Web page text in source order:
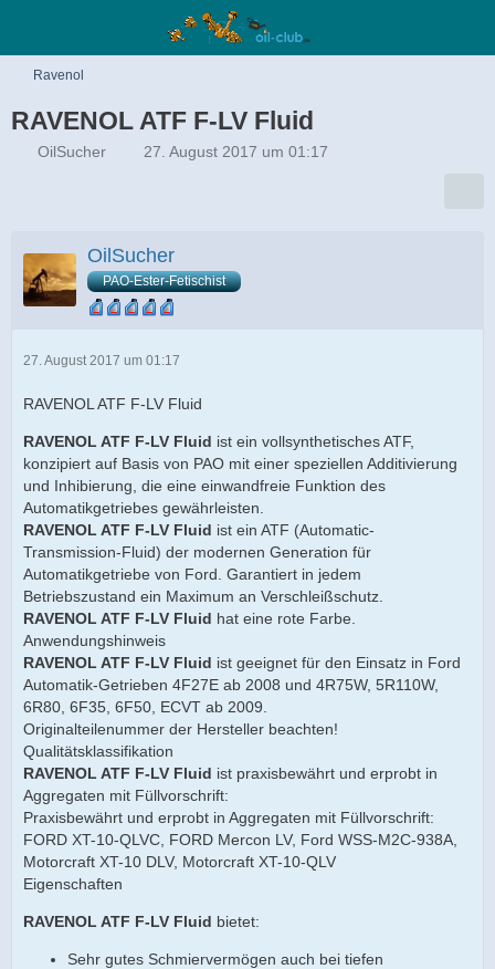
Ravenol
RAVENOL ATF F-LV Fluid
OilSucher 27. August 2017 um 01:17
OilSucher
PAO-Ester-Fetischist
27. August 2017 um 01:17
RAVENOL ATF F-LV Fluid
RAVENOL ATF F-LV Fluid ist ein vollsynthetisches ATF,
konzipiert auf Basis von PAO mit einer speziellen Additivierung
und Inhibierung, die eine einwandfreie Funktion des
Automatikgetriebes gewährleisten.
RAVENOL ATF F-LV Fluid ist ein ATF (Automatic-
Transmission-Fluid) der modernen Generation für
Automatikgetriebe von Ford. Garantiert in jedem
Betriebszustand ein Maximum an Verschleißschutz.
RAVENOL ATF F-LV Fluid hat eine rote Farbe.
Anwendungshinweis
RAVENOL ATF F-LV Fluid ist geeignet für den Einsatz in Ford
Automatik-Getrieben 4F27E ab 2008 und 4R75W, 5R110W,
6R80, 6F35, 6F50, ECVT ab 2009.
Originalteilenummer der Hersteller beachten!
Qualitätsklassifikation
RAVENOL ATF F-LV Fluid ist praxisbewährt und erprobt in
Aggregaten mit Füllvorschrift:
Praxisbewährt und erprobt in Aggregaten mit Füllvorschrift:
FORD XT-10-QLVC, FORD Mercon LV, Ford WSS-M2C-938A,
Motorcraft XT-10 DLV, Motorcraft XT-10-QLV
Eigenschaften
RAVENOL ATF F-LV Fluid bietet:
Sehr gutes Schmiervermögen auch bei tiefen